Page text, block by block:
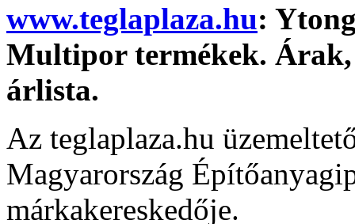
www.teglaplaza.hu:
Multipor termékek. Árak,
árlista.
Az teglaplaza.hu
Magyarország
márkakereskedője.